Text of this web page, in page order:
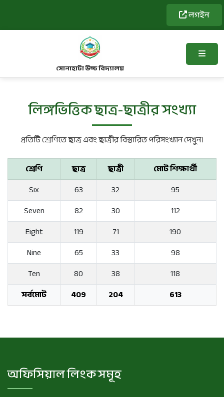
লগইন
সোনাহাটা উচ্চ বিদ্যালয়
লিঙ্গভিত্তিক ছাত্র-ছাত্রীর সংখ্যা
প্রতিটি শ্রেণিতে ছাত্র এবং ছাত্রীর বিস্তারিত পরিসংখ্যান দেখুন।
শ্রেণি
ছাত্র ছাত্রী
মোট শিক্ষার্থী
Six
63 32
95
Seven
82 30
112
Eight
119 71
190
Nine
65 33
98
Ten
80 38
118
সর্বমোট
409 204 613
অফিসিয়াল লিংক সমূহ